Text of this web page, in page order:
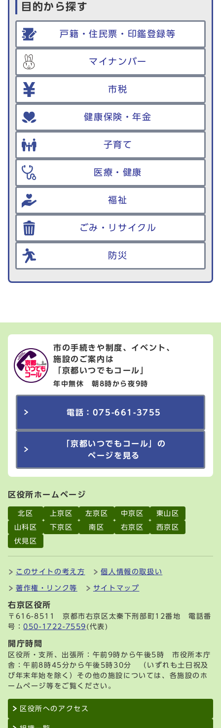
目的から探す
戸籍・住民票・印鑑登録等
マイナンバー
市税
健康保険・年金
子育て
医療・健康
福祉
ごみ・リサイクル
防災
市の手続きや制度、イベント、
施設のご案内は
「京都いつでもコール」
年中無休 朝8時から夜9時
電話：075-661-3755
「京都いつでもコール」の
ページを見る
区役所ホームページ
北区 上京区 左京区 中京区
東山区
山科区
下京区 南区 右京区
西京区
伏見区
このサイトの考え方 個人情報の取扱い
著作権・リンク等 サイトマップ
右京区役所
〒616-8511 京都市右京区太秦下刑部町12番地 電話番
号：050-1722-7559 (代表)
開庁時間
区役所・支所、出張所：午前9時から午後5時 市役所本庁
舎：午前8時45分から午後5時30分 （いずれも土日祝及
び年末年始を除く）その他の施設については、各施設のホ
ームページ等をご覧ください。
区役所へのアクセス